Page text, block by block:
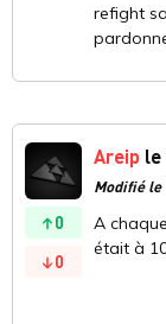
refight
0
0
Areip le
Modifié le
A
était à